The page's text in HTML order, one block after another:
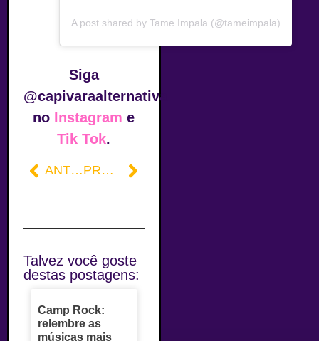
A post shared by Tame Impala (@tameimpala)
Siga
@capivaraalternativa
no Instagram e
Tik Tok.
ANTERIOR PRÓXIMO
Talvez você goste
destas postagens:
Camp Rock:
relembre as
músicas mais